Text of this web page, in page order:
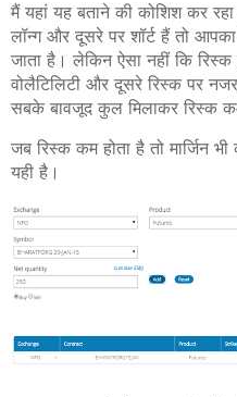
मैं यहां यह बताने की कोशिश कर
लॉन्ग और दूसरे पर शॉर्ट हैं तो
जाता है। लेकिन ऐसा नहीं कि रिस्क
वोलैटिलिटी और दूसरे रिस्क पर
सबके बावजूद कुल मिलाकर रिस्क
जब रिस्क कम होता है तो मार्जिन भी
यही है।